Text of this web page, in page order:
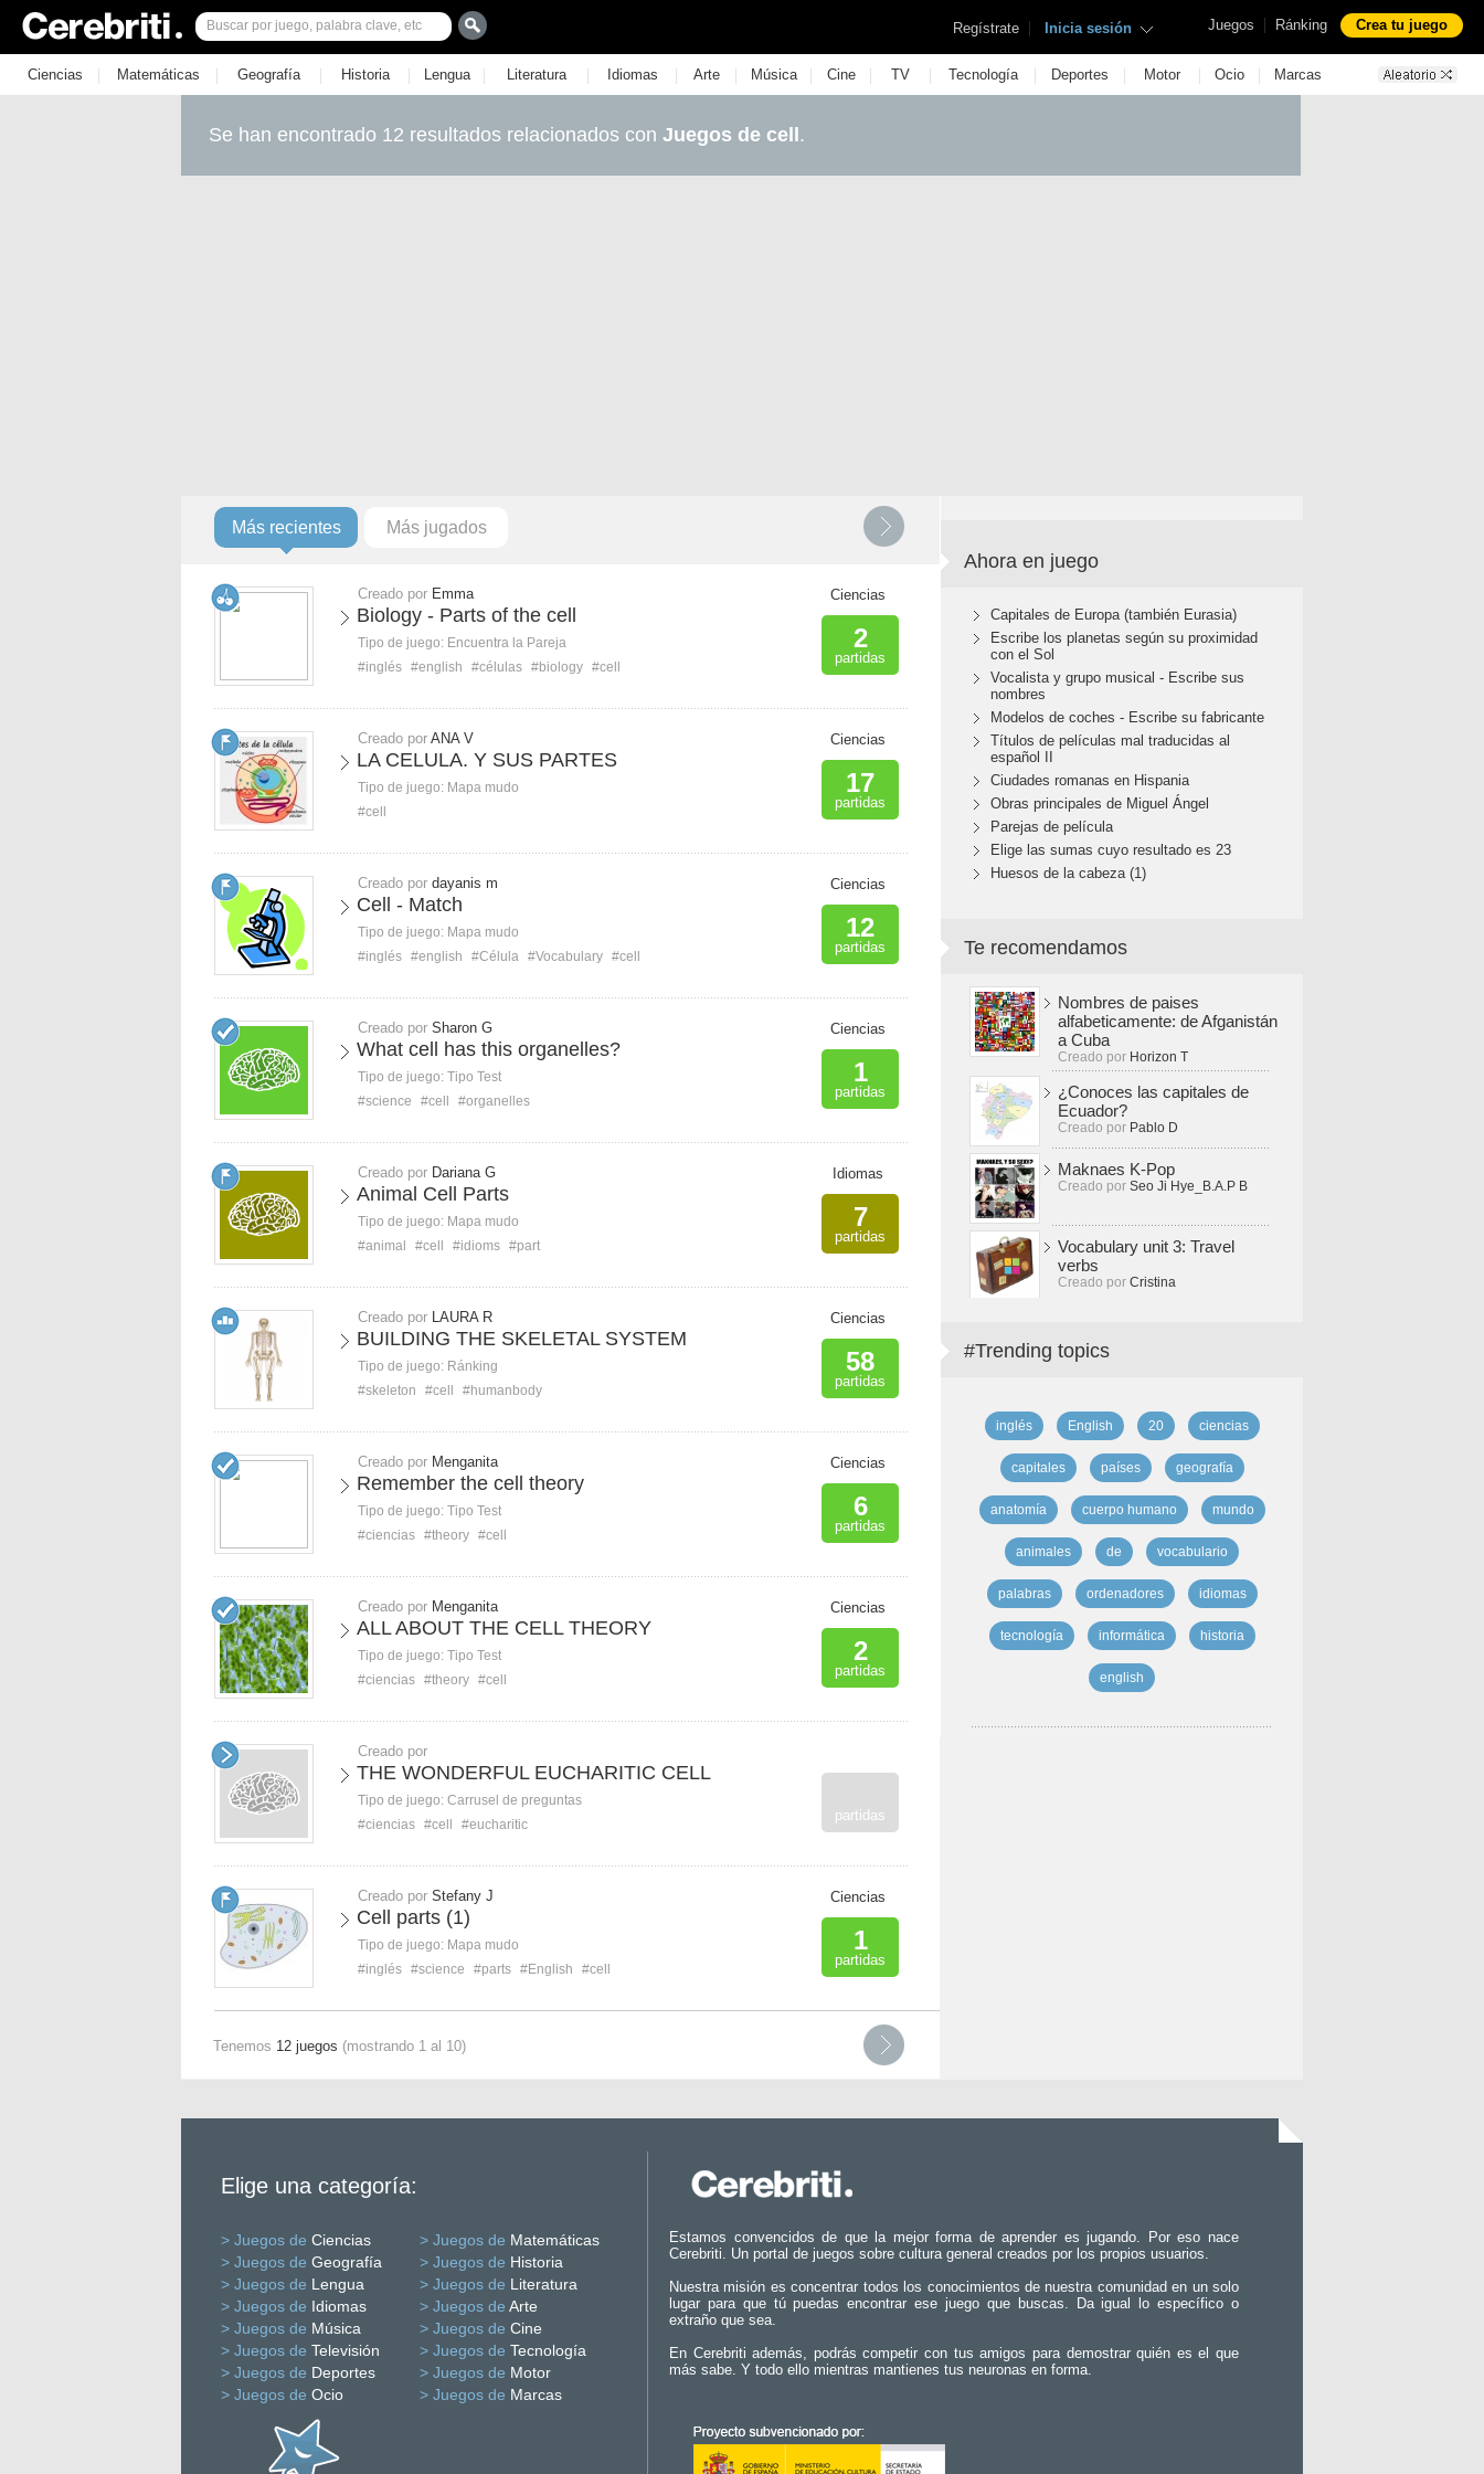
Juegos | Ránking Crea tu juego
Regístrate | Inicia sesión
Ciencias | Matemáticas | Geografía | Historia | Lengua | Literatura | Idiomas | Arte | Música | Cine | TV | Tecnología | Deportes | Motor | Ocio | Marcas
Se han encontrado 12 resultados relacionados con Juegos de cell .
Más recientes Más jugados
Creado por Emma
Biology - Parts of the cell
Tipo de juego: Encuentra la Pareja
#inglés #english #células #biology #cell
Ciencias
2
partidas
Creado por ANA V
LA CELULA. Y SUS PARTES
Tipo de juego: Mapa mudo
#cell
Ciencias
17
partidas
Creado por dayanis m
Cell - Match
Tipo de juego: Mapa mudo
#inglés #english #Célula #Vocabulary #cell
Ciencias
12
partidas
Creado por Sharon G
What cell has this organelles?
Tipo de juego: Tipo Test
#science
#cell #organelles
Ciencias
1
partidas
Creado por Dariana G
Animal Cell Parts
Tipo de juego: Mapa mudo
#animal
#cell #idioms #part
Idiomas
7
partidas
Creado por LAURA R
BUILDING THE SKELETAL SYSTEM
Tipo de juego: Ránking
#skeleton
#cell #humanbody
Ciencias
58
partidas
Creado por Menganita
Remember the cell theory
Tipo de juego: Tipo Test
#ciencias #theory #cell
Ciencias
6
partidas
Creado por Menganita
ALL ABOUT THE CELL THEORY
Tipo de juego: Tipo Test
#ciencias #theory #cell
Ciencias
2
partidas
Creado por
THE WONDERFUL EUCHARITIC CELL
Tipo de juego: Carrusel de preguntas
#ciencias #cell #eucharitic
partidas
Creado por Stefany J
Cell parts (1)
Tipo de juego: Mapa mudo
#inglés #science #parts #English #cell
Ciencias
1
partidas
Tenemos 12 juegos (mostrando 1 al 10)
Ahora en juego
Capitales de Europa (también Eurasia)
Escribe los planetas según su proximidad
con el Sol
Vocalista y grupo musical - Escribe sus
nombres
Modelos de coches - Escribe su fabricante
Títulos de películas mal traducidas al
español II
Ciudades romanas en Hispania
Obras principales de Miguel Ángel
Parejas de película
Elige las sumas cuyo resultado es 23
Huesos de la cabeza (1)
Te recomendamos
Nombres de paises
alfabeticamente: de Afganistán
a Cuba
Creado por Horizon T
¿Conoces las capitales de
Ecuador?
Creado por Pablo D
Maknaes K-Pop
Creado por Seo Ji Hye_B.A.P B
Vocabulary unit 3: Travel
verbs
Creado por Cristina
#Trending topics
inglés English 20 ciencias
capitales países geografía
anatomía cuerpo humano mundo
animales de vocabulario
palabras ordenadores idiomas
tecnología informática historia
english
Elige una categoría:
> Juegos de Ciencias > Juegos de Matemáticas
> Juegos de Geografía > Juegos de Historia
> Juegos de Lengua > Juegos de Literatura
> Juegos de Idiomas > Juegos de Arte
> Juegos de Música > Juegos de Cine
> Juegos de Televisión > Juegos de Tecnología
> Juegos de Deportes > Juegos de Motor
> Juegos de Ocio > Juegos de Marcas
Estamos convencidos de que la mejor forma de aprender es jugando. Por eso nace
Cerebriti. Un portal de juegos sobre cultura general creados por los propios usuarios.
Nuestra misión es concentrar todos los conocimientos de nuestra comunidad en un solo
lugar para que tú puedas encontrar ese juego que buscas. Da igual lo específico o
extraño que sea.
En Cerebriti además, podrás competir con tus amigos para demostrar quién es el que
más sabe. Y todo ello mientras mantienes tus neuronas en forma.